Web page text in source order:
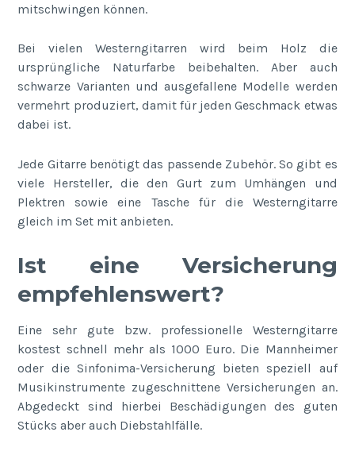
mitschwingen können.
Bei vielen Westerngitarren wird beim Holz die
ursprüngliche Naturfarbe beibehalten. Aber auch
schwarze Varianten und ausgefallene Modelle werden
vermehrt produziert, damit für jeden Geschmack etwas
dabei ist.
Jede Gitarre benötigt das passende Zubehör. So gibt es
viele Hersteller, die den Gurt zum Umhängen und
Plektren sowie eine Tasche für die Westerngitarre
gleich im Set mit anbieten.
Ist eine Versicherung
empfehlenswert?
Eine sehr gute bzw. professionelle Westerngitarre
kostest schnell mehr als 1000 Euro. Die Mannheimer
oder die Sinfonima-Versicherung bieten speziell auf
Musikinstrumente zugeschnittene Versicherungen an.
Abgedeckt sind hierbei Beschädigungen des guten
Stücks aber auch Diebstahlfälle.